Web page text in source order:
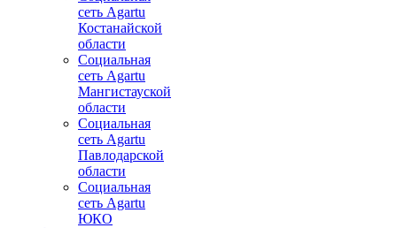
сеть Agartu
Костанайской
области
Социальная
сеть Agartu
Мангистауской
области
Социальная
сеть Agartu
Павлодарской
области
Социальная
сеть Agartu
ЮКО